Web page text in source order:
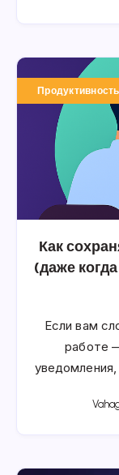
Продуктивность
Как
(даже
Если вам
работе